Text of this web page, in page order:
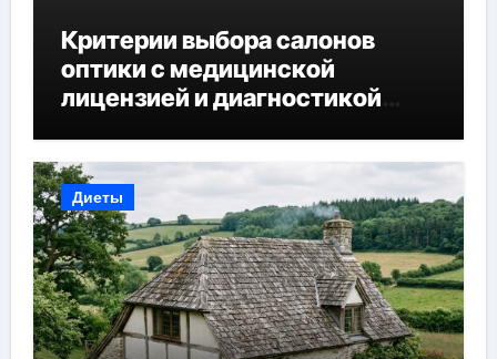
Критерии выбора салонов
оптики с медицинской
лицензией и диагностикой
Диеты